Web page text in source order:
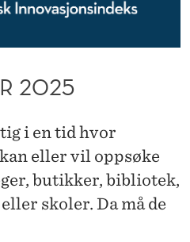
2025
i en tid hvor
eller vil oppsøke
butikker, bibliotek,
skoler. Da må de